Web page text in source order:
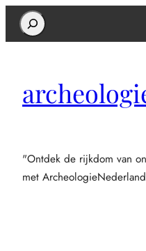
Search
"Ontdek de rijkdom van
met